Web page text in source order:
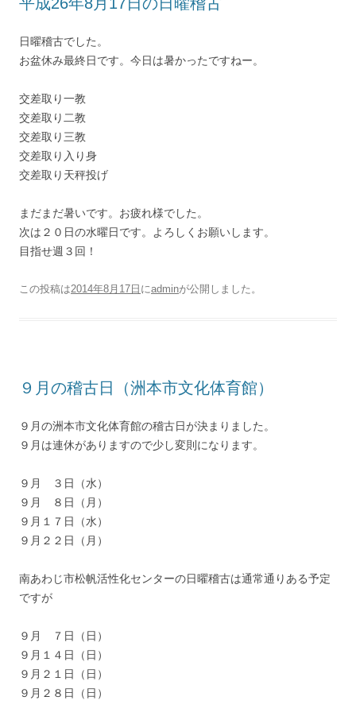
日曜稽古でした。
お盆休み最終日です。今日は暑かったですねー。
交差取り一教
交差取り二教
交差取り三教
交差取り入り身
交差取り天秤投げ
まだまだ暑いです。お疲れ様でした。
次は２０日の水曜日です。よろしくお願いします。
目指せ週３回！
この投稿は2014年8月17日 にadminが公開しました 。
９月の稽古日（洲本市文化体育館）
９月の洲本市文化体育館の稽古日が決まりました。
９月は連休がありますので少し変則になります。
９月 ３日（水）
９月 ８日（月）
９月１７日（水）
９月２２日（月）
南あわじ市松帆活性化センターの日曜稽古は通常通りある予定
ですが
９月 ７日（日）
９月１４日（日）
９月２１日（日）
９月２８日（日）